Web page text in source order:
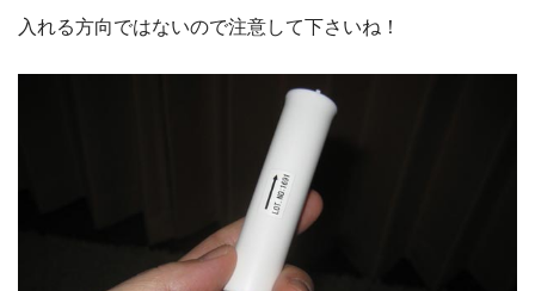
入れる方向ではないので注意して下さいね！